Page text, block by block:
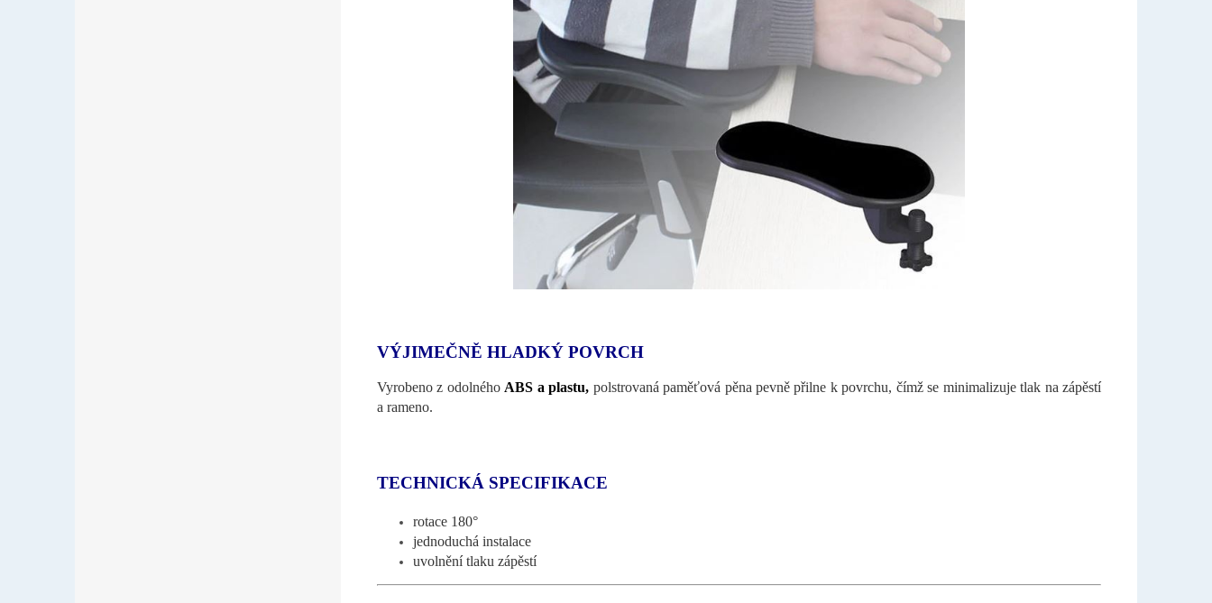
VÝJIMEČNĚ HLADKÝ POVRCH
Vyrobeno z odolného ABS a plastu, polstrovaná paměťová pěna pevně přilne k povrchu, čímž se minimalizuje tlak na zápěstí
a rameno.
TECHNICKÁ SPECIFIKACE
rotace 180°
jednoduchá instalace
uvolnění tlaku zápěstí